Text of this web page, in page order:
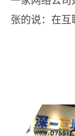
张的说：在